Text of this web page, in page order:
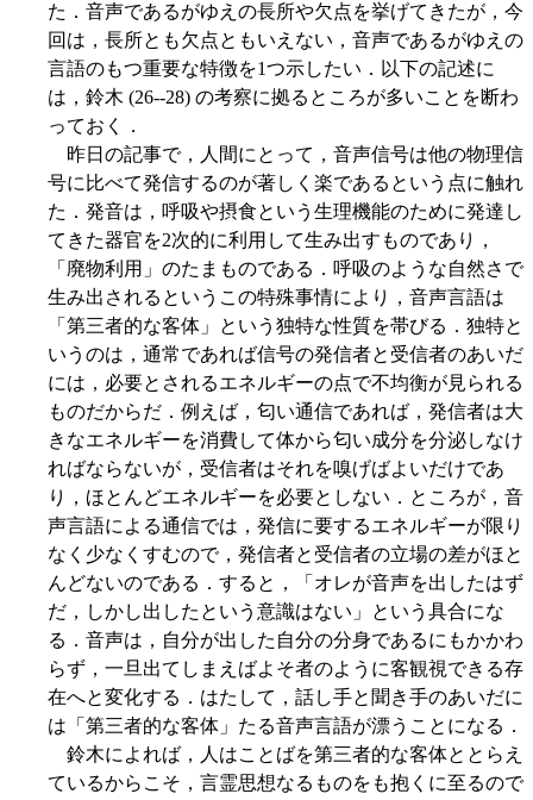
た．音声であるがゆえの長所や欠点を挙げてきたが，今
回は，長所とも欠点ともいえない，音声であるがゆえの
言語のもつ重要な特徴を1つ示したい．以下の記述に
は，鈴木 (26--28) の考察に拠るところが多いことを断わ
っておく．
昨日の記事で，人間にとって，音声信号は他の物理信
号に比べて発信するのが著しく楽であるという点に触れ
た．発音は，呼吸や摂食という生理機能のために発達し
てきた器官を2次的に利用して生み出すものであり，
「廃物利用」のたまものである．呼吸のような自然さで
生み出されるというこの特殊事情により，音声言語は
「第三者的な客体」という独特な性質を帯びる．独特と
いうのは，通常であれば信号の発信者と受信者のあいだ
には，必要とされるエネルギーの点で不均衡が見られる
ものだからだ．例えば，匂い通信であれば，発信者は大
きなエネルギーを消費して体から匂い成分を分泌しなけ
ればならないが，受信者はそれを嗅げばよいだけであ
り，ほとんどエネルギーを必要としない．ところが，音
声言語による通信では，発信に要するエネルギーが限り
なく少なくすむので，発信者と受信者の立場の差がほと
んどないのである．すると，「オレが音声を出したはず
だ，しかし出したという意識はない」という具合にな
る．音声は，自分が出した自分の分身であるにもかかわ
らず，一旦出てしまえばよそ者のように客観視できる存
在へと変化する．はたして，話し手と聞き手のあいだに
は「第三者的な客体」たる音声言語が漂うことになる．
鈴木によれば，人はことばを第三者的な客体ととらえ
ているからこそ，言霊思想なるものをも抱くに至るので